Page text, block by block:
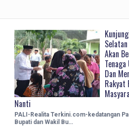
Akan
Dan
Rakyat
Nanti
PALI-Realita Terkini.com-kedatangan
Bupati dan Wakil Bu…